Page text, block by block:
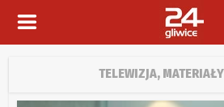
TELEWIZJA,